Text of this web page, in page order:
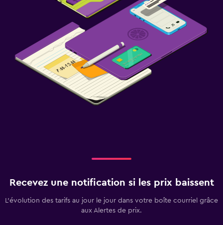
Recevez une notification si les prix baissent
L’évolution des tarifs au jour le jour dans votre boîte courriel grâce
aux Alertes de prix.